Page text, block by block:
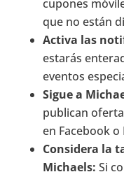
cupones
que no están
Activa las
estarás
eventos
Sigue a
publican
en Facebook
Considera la
Michaels: Si